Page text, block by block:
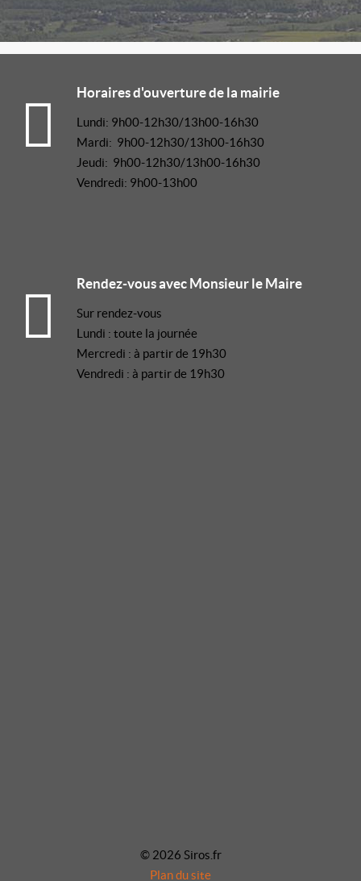
Horaires d'ouverture de la mairie
Lundi: 9h00-12h30/13h00-16h30
Mardi: 9h00-12h30/13h00-16h30
Jeudi: 9h00-12h30/13h00-16h30
Vendredi: 9h00-13h00
Rendez-vous avec Monsieur le Maire
Sur rendez-vous
Lundi : toute la journée
Mercredi : à partir de 19h30
Vendredi : à partir de 19h30
© 2026 Siros.fr
Plan du site